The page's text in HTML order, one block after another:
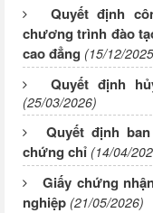
Quyết định
chương trình đào
cao đẳng (15/12/
Quyết định
(25/03/2026)
Quyết định
chứng chỉ (14/04/
Giấy chứng
nghiệp (21/05/2026)